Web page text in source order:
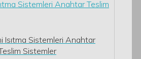
Isıtma Sistemleri Anahtar
Sistemler